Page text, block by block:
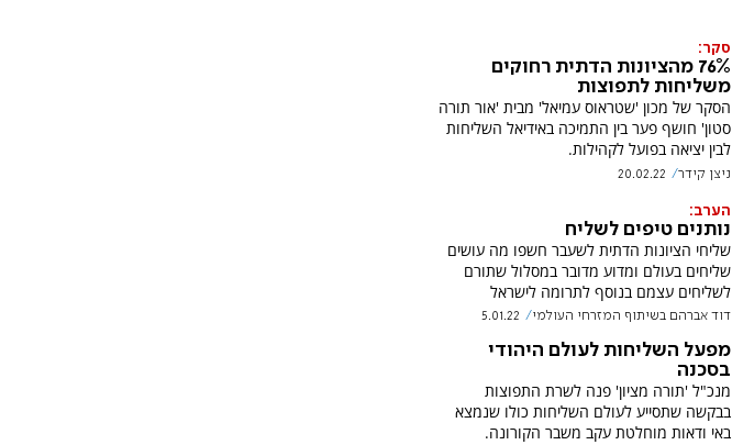
סקר:
76% מהציונות הדתית רחוקים
משליחות לתפוצות
הסקר של מכון 'שטראוס עמיאל' מבית 'אור תורה
סטון' חושף פער בין התמיכה באידיאל השליחות
לבין יציאה בפועל לקהילות.
ניצן קידר 20.02.22
הערב:
נותנים טיפים לשליח
שליחי הציונות הדתית לשעבר חשפו מה עושים
שליחים בעולם ומדוע מדובר במסלול שתורם
לשליחים עצמם בנוסף לתרומה לישראל
דוד אברהם בשיתוף המזרחי העולמי 5.01.22
מפעל השליחות לעולם היהודי
בסכנה
מנכ"ל 'תורה מציון' פנה לשרת התפוצות
בבקשה שתסייע לעולם השליחות כולו שנמצא
באי ודאות מוחלטת עקב משבר הקורונה.